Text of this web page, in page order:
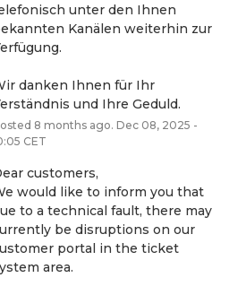
unter den Ihnen
Kanälen weiterhin zur
danken Ihnen für Ihr
und Ihre Geduld.
8 months ago. Dec 08, 2025 -
CET
customers,
would like to inform you that
to a technical fault, there may
be disruptions on our
portal in the ticket
area.